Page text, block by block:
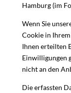
Hamburg (im
Wenn Sie
Cookie in
Ihnen erteilten
Einwilligungen
nicht an den
Die erfassten